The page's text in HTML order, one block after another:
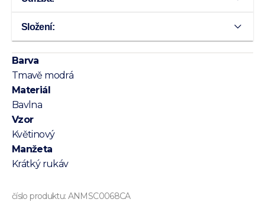
Složení:
Barva
Tmavě modrá
Materiál
Bavlna
Vzor
Květinový
Manžeta
Krátký rukáv
číslo produktu: ANMSC0068CA